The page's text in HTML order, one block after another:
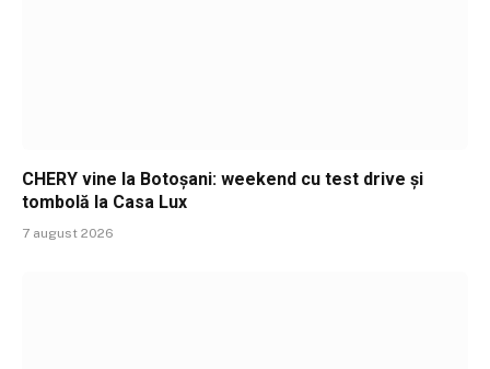
CHERY vine la Botoșani: weekend cu test drive și
tombolă la Casa Lux
7 august 2026